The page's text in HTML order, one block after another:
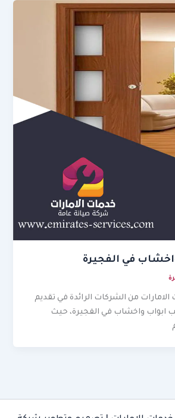
في الفجيرة
من الشركات الرائدة في تقديم
ابواب واخشاب في الفجيرة، حيث